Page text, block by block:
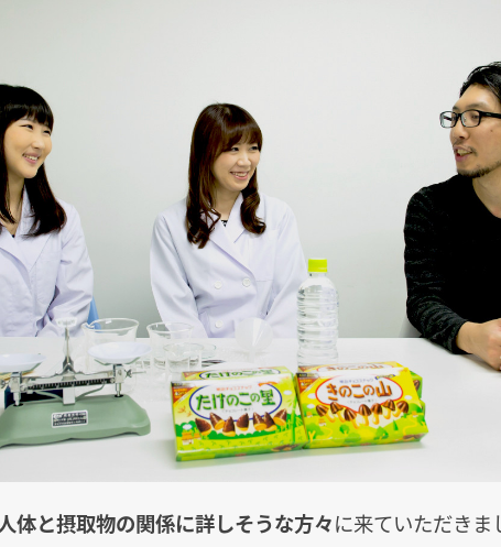
人体と摂取物の関係に詳しそうな方々に来ていただきま